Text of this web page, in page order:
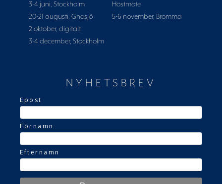
3-4 juni, Stockholm
20-21 augusti, Gnosjö
2 oktober, digitalt
3-4 december, Stockholm
Höstmöte
5-6 november, Bromma
NYHETSBREV
Epost
Förnamn
Efternamn